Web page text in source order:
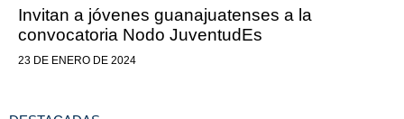
Invitan a jóvenes guanajuatenses a la
convocatoria Nodo JuventudEs
23 DE ENERO DE 2024